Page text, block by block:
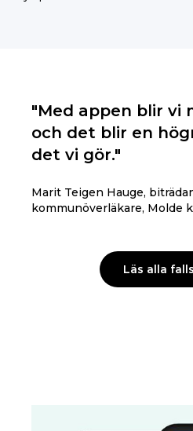
"Med appen blir vi
och det blir en
det vi gör."
Marit Teigen Hauge,
kommunöverläkare, Molde
Läs alla